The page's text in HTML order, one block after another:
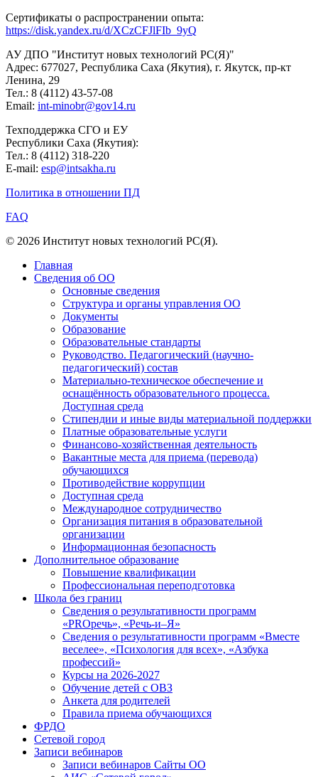
Сертификаты о распространении опыта:
https://disk.yandex.ru/d/XCzCFJlFIb_9yQ
АУ ДПО "Институт новых технологий РС(Я)"
Адрес: 677027, Республика Саха (Якутия), г. Якутск, пр-кт
Ленина, 29
Тел.: 8 (4112) 43-57-08
Email: int-minobr@gov14.ru
Техподдержка СГО и ЕУ
Республики Саха (Якутия):
Тел.: 8 (4112) 318-220
E-mail: esp@intsakha.ru
Политика в отношении ПД
FAQ
© 2026 Институт новых технологий РС(Я).
Главная
Сведения об ОО
Основные сведения
Структура и органы управления ОО
Документы
Образование
Образовательные стандарты
Руководство. Педагогический (научно-
педагогический) состав
Материально-техническое обеспечение и
оснащённость образовательного процесса.
Доступная среда
Стипендии и иные виды материальной поддержки
Платные образовательные услуги
Финансово-хозяйственная деятельность
Вакантные места для приема (перевода)
обучающихся
Противодействие коррупции
Доступная среда
Международное сотрудничество
Организация питания в образовательной
организации
Информационная безопасность
Дополнительное образование
Повышение квалификации
Профессиональная переподготовка
Школа без границ
Сведения о результативности программ
«PROречь», «Речь-и–Я»
Сведения о результативности программ «Вместе
веселее», «Психология для всех», «Азбука
профессий»
Курсы на 2026-2027
Обучение детей с ОВЗ
Анкета для родителей
Правила приема обучающихся
ФРДО
Сетевой город
Записи вебинаров
Записи вебинаров Сайты ОО